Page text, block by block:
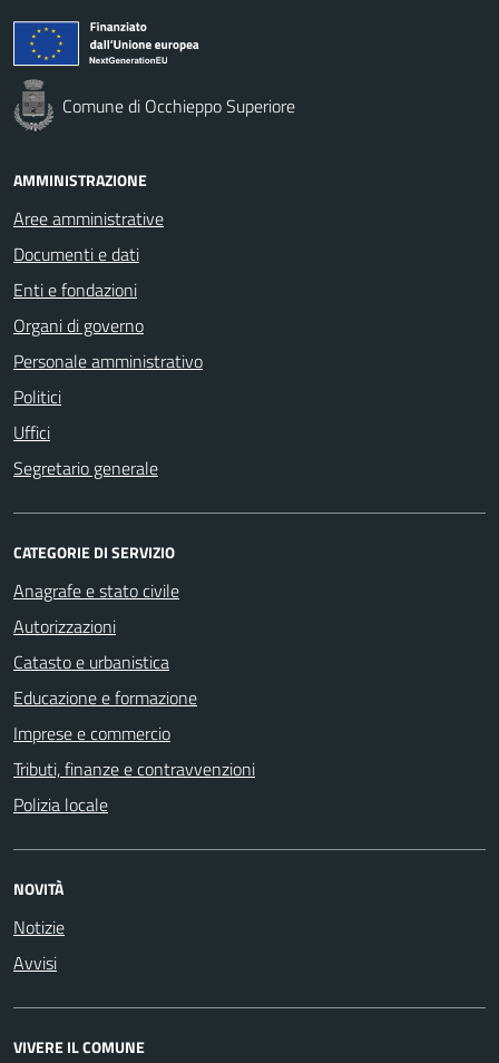
Comune di Occhieppo Superiore
AMMINISTRAZIONE
Aree amministrative
Documenti e dati
Enti e fondazioni
Organi di governo
Personale amministrativo
Politici
Uffici
Segretario generale
CATEGORIE DI SERVIZIO
Anagrafe e stato civile
Autorizzazioni
Catasto e urbanistica
Educazione e formazione
Imprese e commercio
Tributi, finanze e contravvenzioni
Polizia locale
NOVITÀ
Notizie
Avvisi
VIVERE IL COMUNE